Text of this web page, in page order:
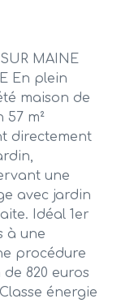
MAINE
En plein
maison de
57 m²
directement
une
avec jardin
Idéal 1er
à une
procédure
820 euros
énergie